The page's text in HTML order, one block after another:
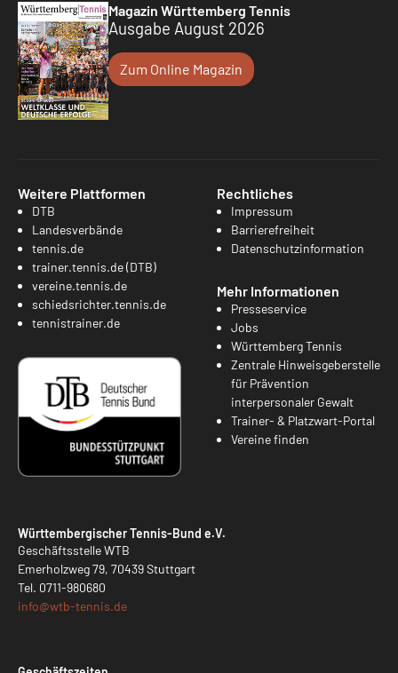
Magazin Württemberg Tennis
Ausgabe August 2026
Zum Online Magazin
Weitere Plattformen
DTB
Landesverbände
tennis.de
trainer.tennis.de (DTB)
vereine.tennis.de
schiedsrichter.tennis.de
tennistrainer.de
Rechtliches
Impressum
Barrierefreiheit
Datenschutzinformation
Mehr Informationen
Presseservice
Jobs
Württemberg Tennis
Zentrale Hinweisgeberstelle
für Prävention
interpersonaler Gewalt
Trainer- & Platzwart-Portal
Vereine finden
Württembergischer Tennis-Bund e.V.
Geschäftsstelle WTB
Emerholzweg 79, 70439 Stuttgart
Tel. 0711-980680
info@wtb-tennis.de